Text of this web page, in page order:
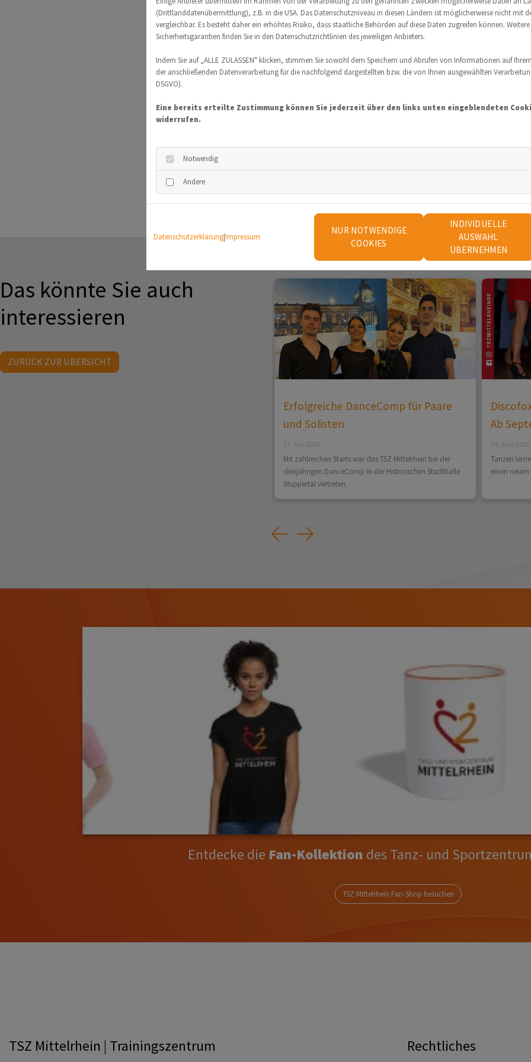
Die Linien 6/16 und 20 fahren
jeweils die Haltestelle St.
Elisabeth Kirche an.
Das könnte Sie auch
interessieren
ZURÜCK ZUR ÜBERSICHT
Erfolgreiche DanceComp für Paare
und Solisten
27. Juli 2026
Mit zahlreichen Starts war das TSZ Mittelrhein bei der
diesjährigen DanceComp in der Historischen Stadthalle
Wuppertal vertreten.
Ab
24. Juni 2026
Tanzen
einen neuen
Previous
Next
Entdecke die Fan-Kollektion des Tanz- und
TSZ Mittelrhein Fan-Shop besuchen
TSZ Mittelrhein | Trainingszentrum Rechtliches
(Drittlanddatenübermittlung), z.B. in die USA. Das Datenschutzniveau in diesen Ländern ist möglicherweise nicht mit
vergleichbar. Es besteht daher ein erhöhtes Risiko, dass staatliche Behörden auf diese Daten zugreifen können.
Sicherheitsgarantien finden Sie in den Datenschutzrichtlinien des jeweiligen Anbieters.
Indem Sie auf „ALLE ZULASSEN" klicken, stimmen Sie sowohl dem Speichern und Abrufen von Informationen auf
der anschließenden Datenverarbeitung für die nachfolgend dargestellten bzw. die von Ihnen ausgewählten
DSGVO).
Eine bereits erteilte Zustimmung können Sie jederzeit über den links unten eingeblendeten
widerrufen.
Notwendig
Andere
Datenschutzerklärung|Impressum
NUR NOTWENDIGE
COOKIES
INDIVIDUELLE
AUSWAHL
ÜBERNEHMEN